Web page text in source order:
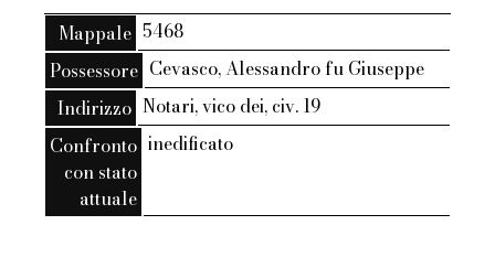
Mappale 5468
Possessore Cevasco, Alessandro fu Giuseppe
Indirizzo Notari, vico dei, civ. 19
Confronto
con stato
attuale
inedificato